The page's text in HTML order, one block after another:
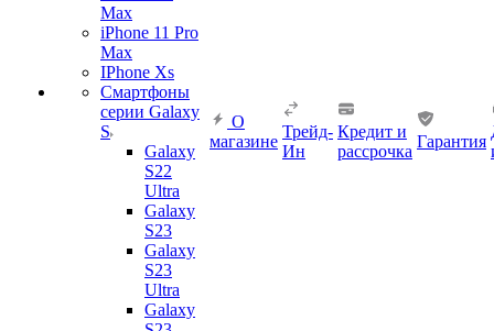
Max
iPhone 11 Pro
Max
IPhone Xs
Смартфоны
серии Galaxy
S
Galaxy
S22
Ultra
Galaxy
S23
Galaxy
S23
Ultra
Galaxy
О
магазине
Трейд-
Ин
Кредит и
рассрочка
Гарантия